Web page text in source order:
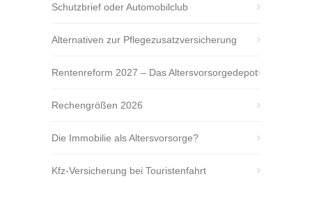
Schutzbrief oder Automobilclub
Alternativen zur Pflegezusatzversicherung
Rentenreform 2027 – Das Altersvorsorgedepot
Rechengrößen 2026
Die Immobilie als Altersvorsorge?
Kfz-Versicherung bei Touristenfahrt